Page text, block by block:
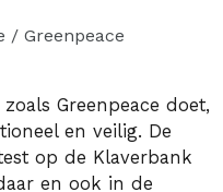
/ Greenpeace
Greenpeace doet,
en veilig. De
op de Klaverbank
en ook in de